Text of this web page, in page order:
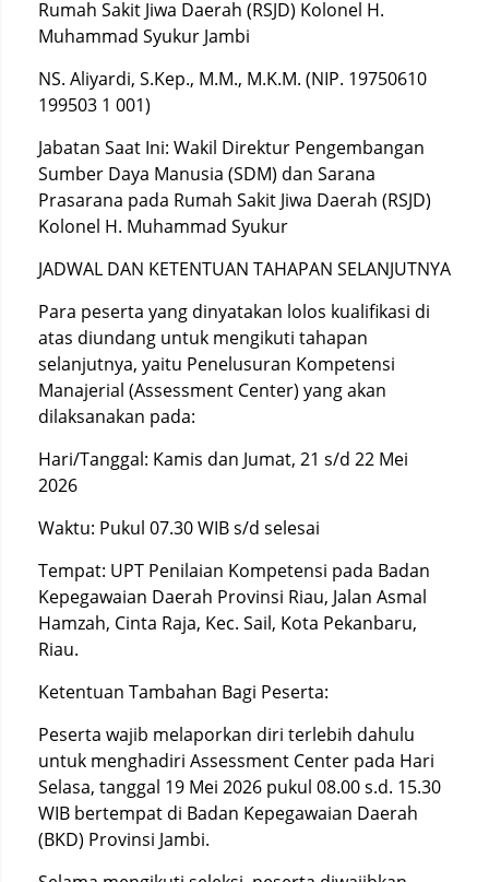
Rumah Sakit Jiwa Daerah (RSJD) Kolonel H.
Muhammad Syukur Jambi
NS. Aliyardi, S.Kep., M.M., M.K.M. (NIP. 19750610
199503 1 001)
Jabatan Saat Ini: Wakil Direktur Pengembangan
Sumber Daya Manusia (SDM) dan Sarana
Prasarana pada Rumah Sakit Jiwa Daerah (RSJD)
Kolonel H. Muhammad Syukur
JADWAL DAN KETENTUAN TAHAPAN SELANJUTNYA
Para peserta yang dinyatakan lolos kualifikasi di
atas diundang untuk mengikuti tahapan
selanjutnya, yaitu Penelusuran Kompetensi
Manajerial (Assessment Center) yang akan
dilaksanakan pada:
Hari/Tanggal: Kamis dan Jumat, 21 s/d 22 Mei
2026
Waktu: Pukul 07.30 WIB s/d selesai
Tempat: UPT Penilaian Kompetensi pada Badan
Kepegawaian Daerah Provinsi Riau, Jalan Asmal
Hamzah, Cinta Raja, Kec. Sail, Kota Pekanbaru,
Riau.
Ketentuan Tambahan Bagi Peserta:
Peserta wajib melaporkan diri terlebih dahulu
untuk menghadiri Assessment Center pada Hari
Selasa, tanggal 19 Mei 2026 pukul 08.00 s.d. 15.30
WIB bertempat di Badan Kepegawaian Daerah
(BKD) Provinsi Jambi.